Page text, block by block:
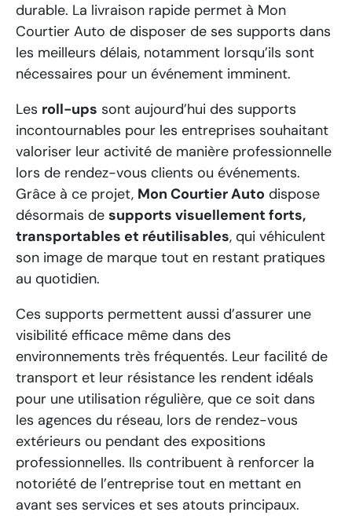
durable. La livraison rapide permet à Mon
Courtier Auto de disposer de ses supports dans
les meilleurs délais, notamment lorsqu’ils sont
nécessaires pour un événement imminent.
Les roll-ups sont aujourd’hui des supports
incontournables pour les entreprises souhaitant
valoriser leur activité de manière professionnelle
lors de rendez-vous clients ou événements.
Grâce à ce projet, Mon Courtier Auto dispose
désormais de supports visuellement forts,
transportables et réutilisables, qui véhiculent
son image de marque tout en restant pratiques
au quotidien.
Ces supports permettent aussi d’assurer une
visibilité efficace même dans des
environnements très fréquentés. Leur facilité de
transport et leur résistance les rendent idéals
pour une utilisation régulière, que ce soit dans
les agences du réseau, lors de rendez-vous
extérieurs ou pendant des expositions
professionnelles. Ils contribuent à renforcer la
notoriété de l’entreprise tout en mettant en
avant ses services et ses atouts principaux.